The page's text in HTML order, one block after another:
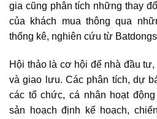
gia cũng phân tích những thay
của khách mua thông qua
thống kê, nghiên cứu từ
Hội thảo là cơ hội để nhà đầu
và giao lưu. Các phân tích, dự
các tổ chức, cá nhân hoạt
sản hoạch định kế hoạch,